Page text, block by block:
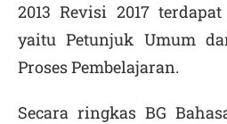
2013 Revisi 2017
yaitu Petunjuk Umum
Proses Pembelajaran.
Secara ringkas BG